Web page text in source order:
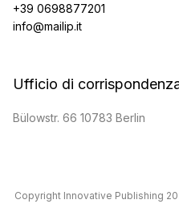
+39 0698877201
info@mailip.it
Ufficio di
Bülowstr. 66 10783 Berlin
Copyright Innovative Publishing